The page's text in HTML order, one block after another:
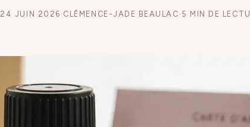
24 JUIN 2026 · CLÉMENCE-JADE BEAULAC · 5 MIN DE